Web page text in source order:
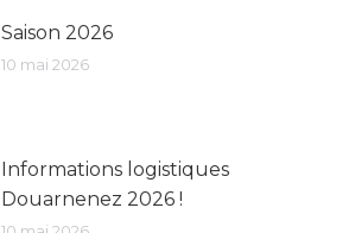
Saison 2026
10 mai 2026
Informations logistiques
Douarnenez 2026 !